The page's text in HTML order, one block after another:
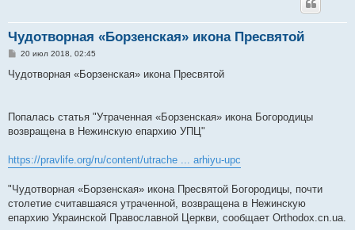
Чудотворная «Борзенская» икона Пресвятой
С
о
б
и
е
20 июл 2018, 02:45
Чудотворная «Борзенская» икона Пресвятой
Попалась статья "Утраченная «Борзенская» икона Богородицы
возвращена в Нежинскую епархию УПЦ"
https://pravlife.org/ru/content/utrache ... arhiyu-upc
"Чудотворная «Борзенская» икона Пресвятой Богородицы, почти
столетие считавшаяся утраченной, возвращена в Нежинскую
епархию Украинской Православной Церкви, сообщает Orthodox.cn.ua.